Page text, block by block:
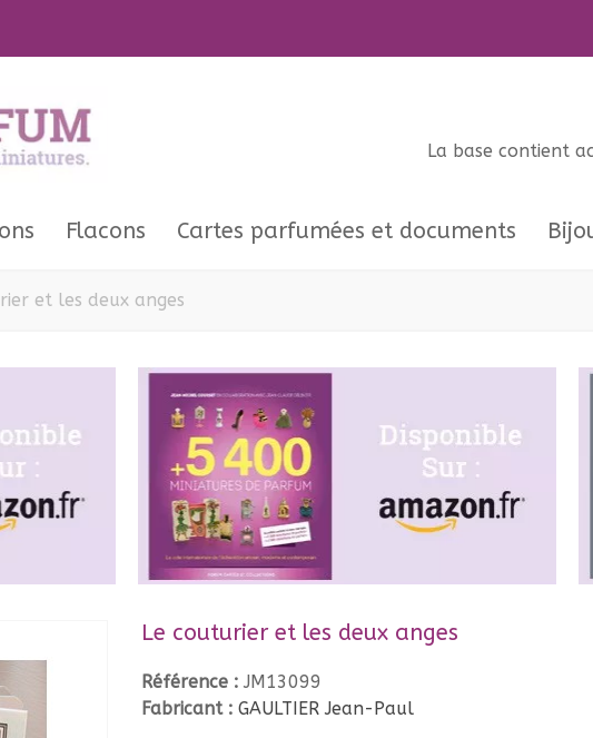
La base contient
Flacons Cartes parfumées et documents
et les deux anges
Le couturier et les deux anges
Référence : JM13099
Fabricant : GAULTIER Jean-Paul